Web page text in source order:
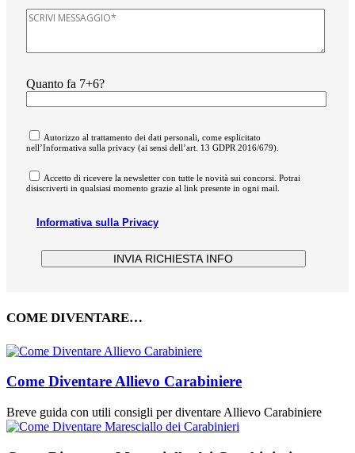
Quanto fa 7+6?
Autorizzo al trattamento dei dati personali, come esplicitato
nell’Informativa sulla privacy (ai sensi dell’art. 13 GDPR 2016/679).
Accetto di ricevere la newsletter con tutte le novità sui concorsi. Potrai
disiscriverti in qualsiasi momento grazie al link presente in ogni mail.
Informativa sulla Privacy
COME DIVENTARE…
Come Diventare Allievo Carabiniere
Breve guida con utili consigli per diventare Allievo Carabiniere